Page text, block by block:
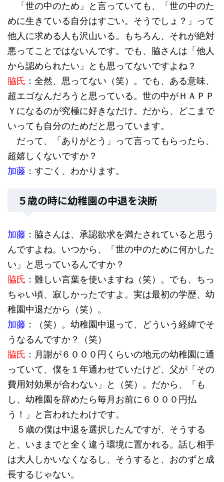
「世の中のため」と言っていても、「世の中のた
めに生きている自分はすごい。そうでしょ？」って
他人に求める人も沢山いる。もちろん、それが絶対
悪ってことではないんです。でも、脇さんは「他人
から認められたい」とも思ってないですよね？
脇氏 ：全然、思ってない（笑）。でも、ある意味、
超エゴなんだろうと思っている。世の中がＨＡＰＰ
Ｙになるのが究極に好きなだけ。だから、どこまで
いっても自分のためだと思っています。
だって、「ありがとう」って言ってもらったら、
超嬉しくないですか？
加藤 ：すごく、わかります。
５歳の時に幼稚園の中退を決断
加藤 ：脇さんは、承認欲求を満たされていると思う
んですよね。いつから、「世の中のために何かした
い」と思っているんですか？
脇氏 ：難しい言葉を使いますね（笑）。でも、ちっ
ちゃい頃、寂しかったですよ。実は最初の学歴、幼
稚園中退だから（笑）。
加藤 ：（笑）。幼稚園中退って、どういう経緯でそ
うなるんですか？（笑）
脇氏 ：月謝が６０００円くらいの地元の幼稚園に通
っていて、僕を１年通わせていたけど、父が「その
費用対効果が合わない」と（笑）。だから、「も
し、幼稚園を辞めたら毎月お前に６０００円払
う！」と言われたわけです。
５歳の僕は中退を選択したんですが、そうする
と、いままでと全く違う環境に置かれる。話し相手
は大人しかいなくなるし、そうすると、おのずと成
長するじゃない。